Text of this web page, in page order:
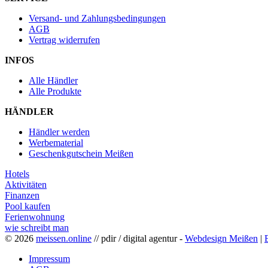
Versand- und Zahlungsbedingungen
AGB
Vertrag widerrufen
INFOS
Alle Händler
Alle Produkte
HÄNDLER
Händler werden
Werbematerial
Geschenkgutschein Meißen
Hotels
Aktivitäten
Finanzen
Pool kaufen
Ferienwohnung
wie schreibt man
© 2026 meissen.online // pdir / digital agentur - Webdesign Meißen |
Impressum